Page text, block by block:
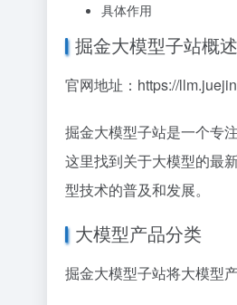
具体作用
掘金大模型子站概述
官网地址： https://
掘金大模型子站是一个专
这里找到关于大模型的最
型技术的普及和发展。
大模型产品分类
掘金大模型子站将大模型